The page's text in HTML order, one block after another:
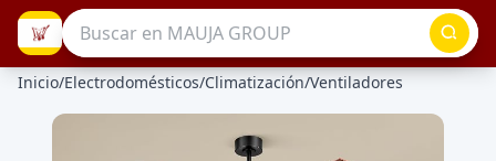
Inicio/Electrodomésticos/Climatización/Ventiladores